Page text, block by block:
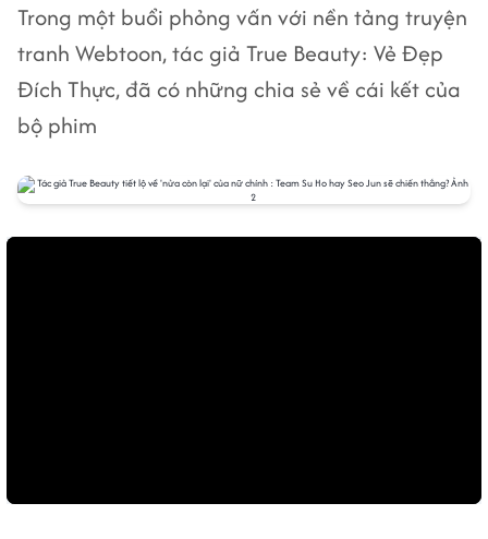
Trong một buổi phỏng vấn với nền tảng truyện
tranh Webtoon, tác giả True Beauty: Vẻ Đẹp
Đích Thực, đã có những chia sẻ về cái kết của
bộ phim